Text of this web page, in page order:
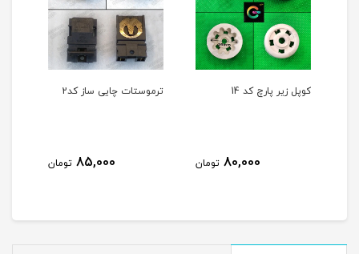
کوپل زیر پارچ کد 14
80,000 تومان
ترموستات چایی ساز کد2
85,000 تومان